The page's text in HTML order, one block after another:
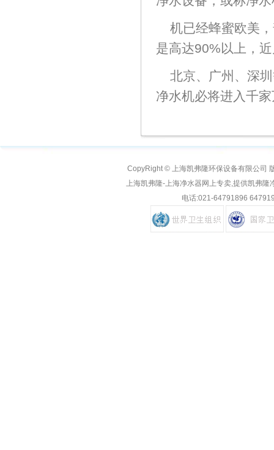
机已经蜂蜜欧美
是高达90%以上，
北京、广州、深
净水机必将进入千
CopyRight © 上海凯弗隆环保设备有限公司
上海凯弗隆-上海净水器网上专卖,提供凯弗
电话:021-64791896